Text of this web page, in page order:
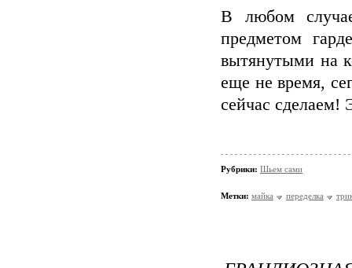
В любом случае
предметом
вытянутыми на
еще не время,
сейчас сделаем!
Рубрики: Шьем сами
Метки: майка переделка